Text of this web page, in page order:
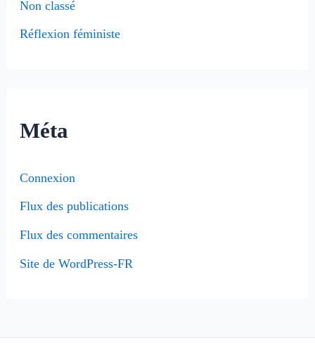
Non classé
Réflexion féministe
Méta
Connexion
Flux des publications
Flux des commentaires
Site de WordPress-FR